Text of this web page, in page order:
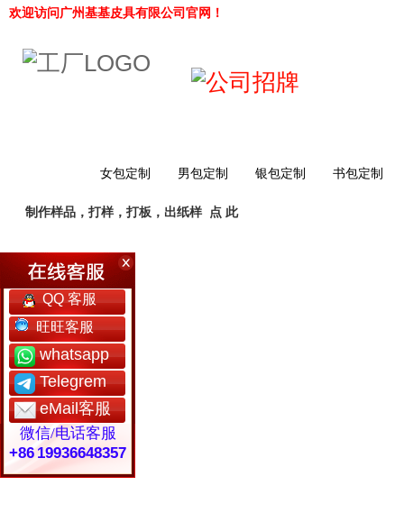
欢迎访问广州基基皮具有限公司官网！
女包定制 男包定制 银包定制 书包定制
工厂简介
制作样品，打样，打板，出纸样 点 此
QQ 客服
旺旺客服
whatsapp
Telegrem
eMail客服
微信/电话客服
+86 19936648357